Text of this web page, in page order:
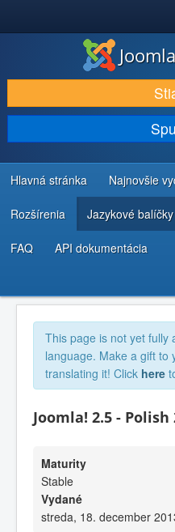
STIAHNUŤ & ROZŠÍRIŤ
OBJAVUJTE & UČTE SA
KOMUNITA & PODPORA
ZDROJE INFORMÁCIÍ PRE
Hlavná stránka Najnovšie
Rozšírenia Jazykové balíčky
FAQ API dokumentácia
This page is not yet fully
language. Make a gift to
translating it! Click here
Joomla! 2.5 - Polish
Maturity
Stable
Vydané
streda, 18. december